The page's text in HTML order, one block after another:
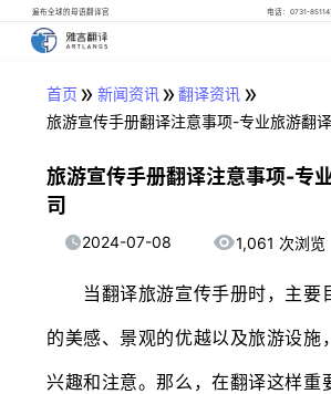
遍布全球的母语翻译官 电话：0731-
首页 » 新闻资讯» 翻译资讯 »
旅游宣传手册翻译注意事项-专业旅游翻
旅游宣传手册翻译注意事项-专
司
2024-07-08 1,061 次浏览
当翻译旅游宣传手册时，主要
的美感、景观的优越以及旅游设施
兴趣和注意。那么，在翻译这样重